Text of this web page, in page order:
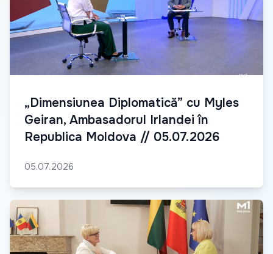
„Dimensiunea Diplomatică” cu Myles
Geiran, Ambasadorul Irlandei în
Republica Moldova // 05.07.2026
05.07.2026